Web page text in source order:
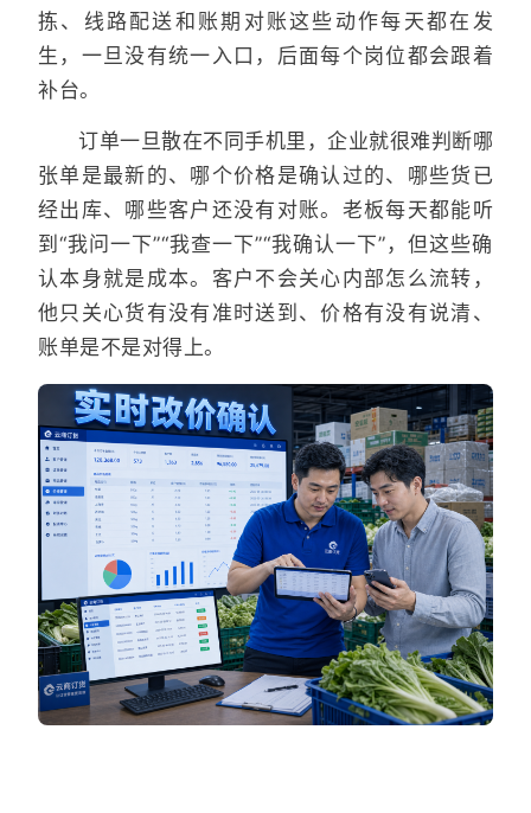
拣、线路配送和账期对账这些动作每天都在发
生，一旦没有统一入口，后面每个岗位都会跟着
补台。
订单一旦散在不同手机里，企业就很难判断哪
张单是最新的、哪个价格是确认过的、哪些货已
经出库、哪些客户还没有对账。老板每天都能听
到“我问一下”“我查一下”“我确认一下”，但这些确
认本身就是成本。客户不会关心内部怎么流转，
他只关心货有没有准时送到、价格有没有说清、
账单是不是对得上。